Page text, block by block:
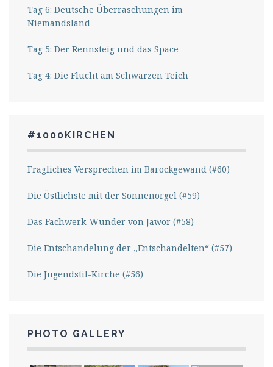
Tag 6: Deutsche Überraschungen im
Niemandsland
Tag 5: Der Rennsteig und das Space
Tag 4: Die Flucht am Schwarzen Teich
#1000KIRCHEN
Fragliches Versprechen im Barockgewand (#60)
Die Östlichste mit der Sonnenorgel (#59)
Das Fachwerk-Wunder von Jawor (#58)
Die Entschandelung der „Entschandelten“ (#57)
Die Jugendstil-Kirche (#56)
PHOTO GALLERY